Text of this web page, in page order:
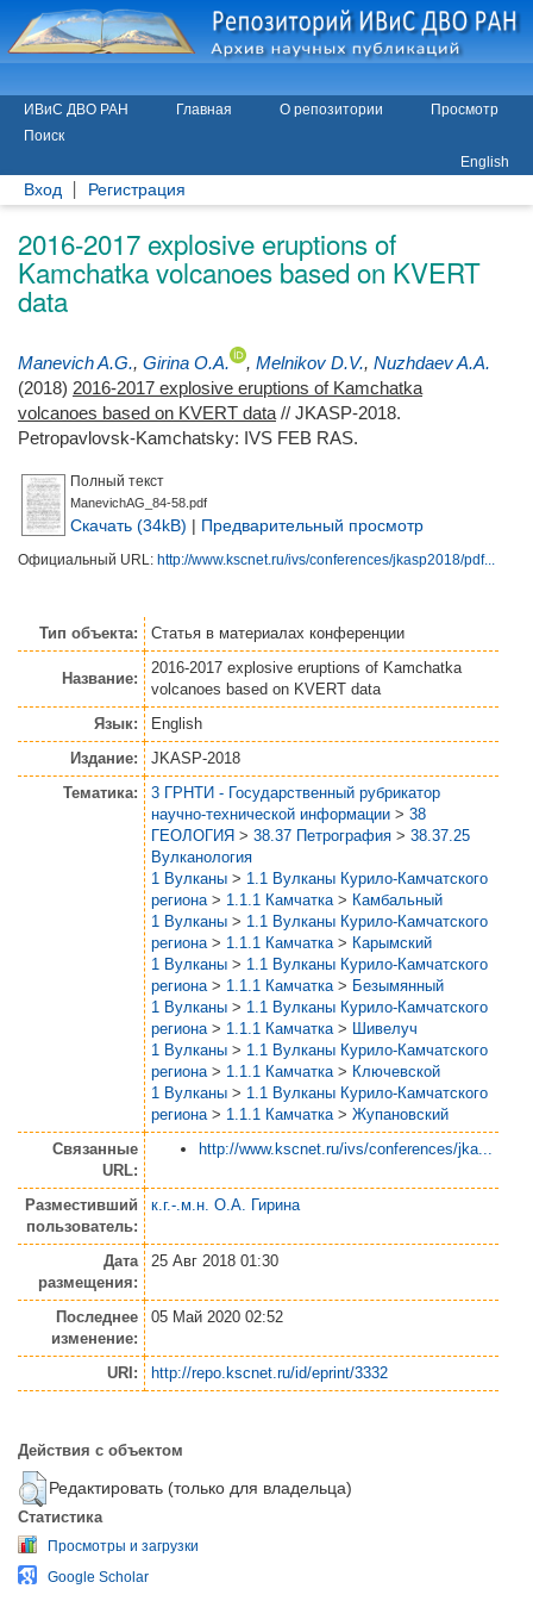
ИВиС ДВО РАН Главная О репозитории
Просмотр
Поиск
English
Вход Регистрация
2016-2017 explosive eruptions of
Kamchatka volcanoes based on KVERT
data
Manevich A.G., Girina O.A. , Melnikov D.V., Nuzhdaev A.A.
(2018) 2016-2017 explosive eruptions of Kamchatka
volcanoes based on KVERT data // JKASP-2018.
Petropavlovsk-Kamchatsky: IVS FEB RAS.
Полный текст
ManevichAG_84-58.pdf
Скачать (34kB) | Предварительный просмотр
Официальный URL: http://www.kscnet.ru/ivs/conferences/jkasp2018/pdf...
Тип объекта: Статья в материалах конференции
Название:
2016-2017 explosive eruptions of Kamchatka
volcanoes based on KVERT data
Язык:
English
Издание:
JKASP-2018
Тематика:
3 ГРНТИ - Государственный рубрикатор
научно-технической информации > 38
ГЕОЛОГИЯ > 38.37 Петрография > 38.37.25
Вулканология
1 Вулканы > 1.1 Вулканы Курило-Камчатского
региона > 1.1.1 Камчатка > Камбальный
1 Вулканы > 1.1 Вулканы Курило-Камчатского
региона > 1.1.1 Камчатка > Карымский
1 Вулканы > 1.1 Вулканы Курило-Камчатского
региона > 1.1.1 Камчатка > Безымянный
1 Вулканы > 1.1 Вулканы Курило-Камчатского
региона > 1.1.1 Камчатка > Шивелуч
1 Вулканы > 1.1 Вулканы Курило-Камчатского
региона > 1.1.1 Камчатка > Ключевской
1 Вулканы > 1.1 Вулканы Курило-Камчатского
региона > 1.1.1 Камчатка > Жупановский
Связанные
URL:
http://www.kscnet.ru/ivs/conferences/jka...
Разместивший
пользователь:
к.г.-.м.н. О.А. Гирина
Дата
размещения:
25 Авг 2018 01:30
Последнее
изменение:
05 Май 2020 02:52
URI: http://repo.kscnet.ru/id/eprint/3332
Действия с объектом
Редактировать (только для владельца)
Статистика
Просмотры и загрузки
Google Scholar